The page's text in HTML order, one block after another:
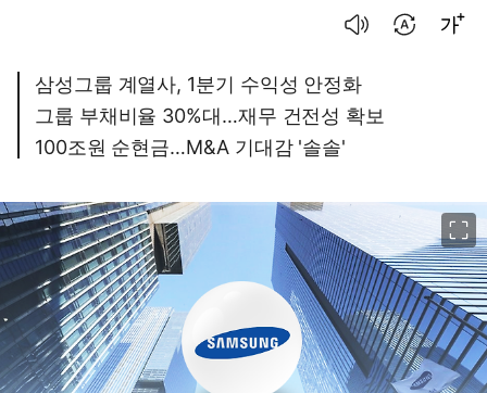
삼성그룹 계열사, 1분기 수익성 안정화
그룹 부채비율 30%대…재무 건전성 확보
100조원 순현금…M&A 기대감 '솔솔'